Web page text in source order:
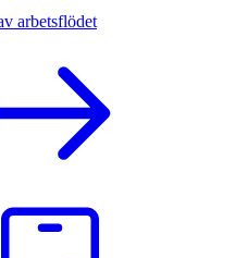
arbetsflödet